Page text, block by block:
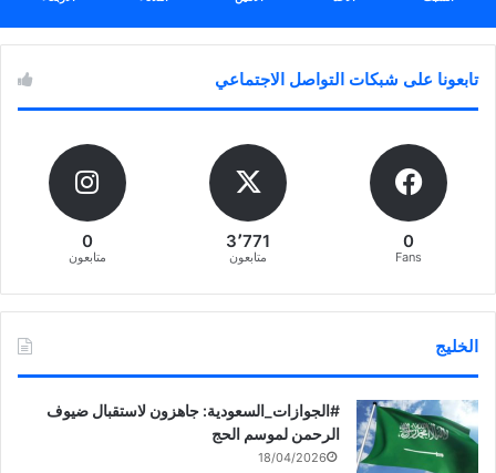
تابعونا على شبكات التواصل الاجتماعي
0
Fans
3٬771
متابعون
0
متابعون
الخليج
‏‎#الجوازات_السعودية: جاهزون لاستقبال ضيوف
الرحمن لموسم الحج
18/04/2026